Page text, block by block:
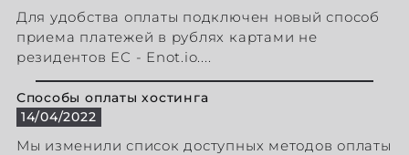
Для удобства оплаты подключен новый способ
приема платежей в рублях картами не
резидентов ЕС - Enot.io....
Способы оплаты хостинга
14/04/2022
Мы изменили список доступных методов оплаты